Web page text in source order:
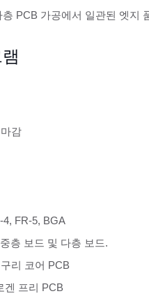
PCB 가공에서 일관된 엣지
감
4, FR-5, BGA
층 보드 및 다층 보드.
리 코어 PCB
겐 프리 PCB